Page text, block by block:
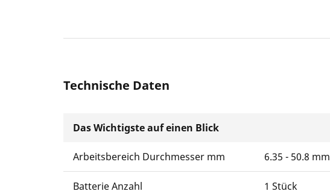
Technische Daten
Das Wichtigste auf einen Blick
Arbeitsbereich Durchmesser mm 6.35 - 50.8 mm
Batterie Anzahl 1 Stück